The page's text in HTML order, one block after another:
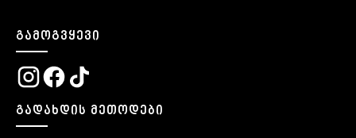
ᲒᲐᲛᲝᲒᲕᲧᲔᲕᲘ
ᲒᲐᲓᲐᲮᲓᲘᲡ ᲛᲔᲗᲝᲓᲔᲑᲘ